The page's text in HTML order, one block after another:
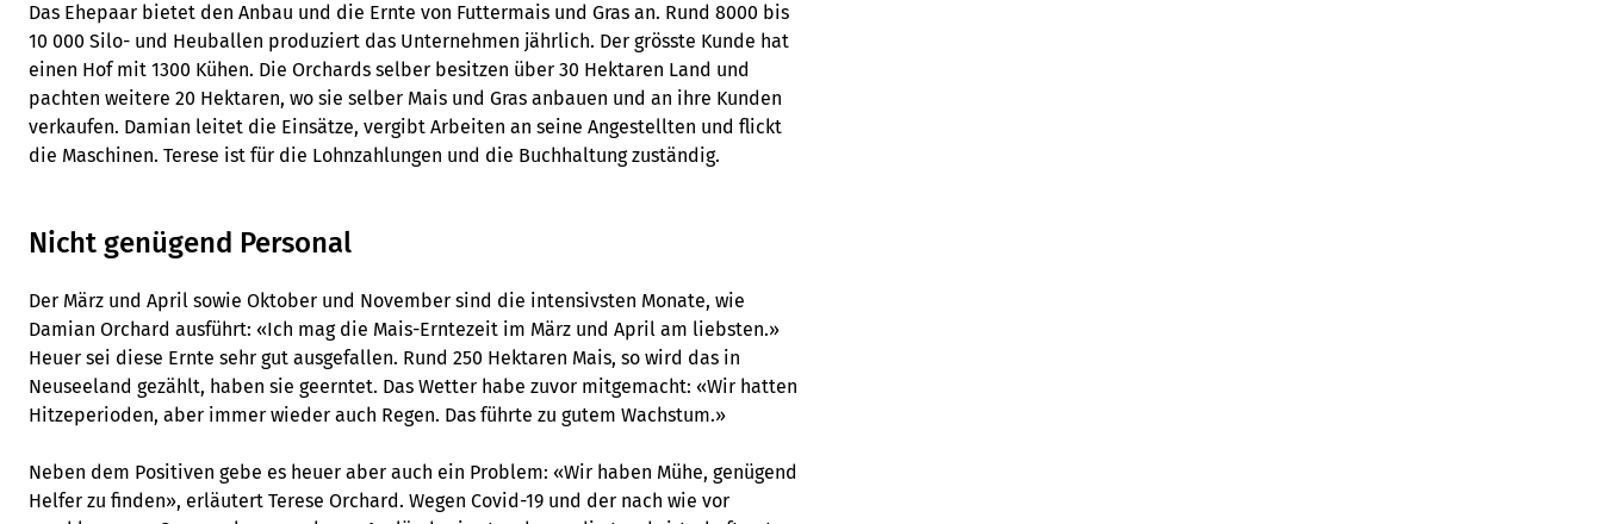
Das Ehepaar bietet den Anbau und die Ernte von Futtermais und Gras an. Rund 8000 bis
10 000 Silo- und Heuballen produziert das Unternehmen jährlich. Der grösste Kunde hat
einen Hof mit 1300 Kühen. Die Orchards selber besitzen über 30 Hektaren Land und
pachten weitere 20 Hektaren, wo sie selber Mais und Gras anbauen und an ihre Kunden
verkaufen. Damian leitet die Einsätze, vergibt Arbeiten an seine Angestellten und flickt
die Maschinen. Terese ist für die Lohnzahlungen und die Buchhaltung zuständig.
Nicht genügend Personal
Der März und April sowie Oktober und November sind die intensivsten Monate, wie
Damian Orchard ausführt: «Ich mag die Mais-Erntezeit im März und April am liebsten.»
Heuer sei diese Ernte sehr gut ausgefallen. Rund 250 Hektaren Mais, so wird das in
Neuseeland gezählt, haben sie geerntet. Das Wetter habe zuvor mitgemacht: «Wir hatten
Hitzeperioden, aber immer wieder auch Regen. Das führte zu gutem Wachstum.»
Neben dem Positiven gebe es heuer aber auch ein Problem: «Wir haben Mühe, genügend
Helfer zu finden», erläutert Terese Orchard. Wegen Covid-19 und der nach wie vor